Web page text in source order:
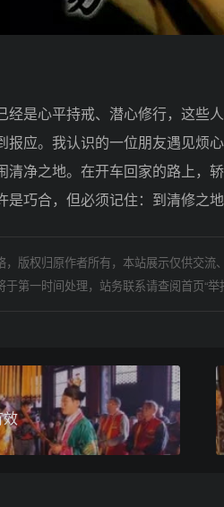
是心平持戒、潜心修行，这些
报应。我认识的一位朋友遇见烦
清净之地。在开车回家的路上，
巧合，但必须记住：到清修之
版权归原作者所有，本站展示仅供交
第一时间处理，站务联系请查阅首页“举
效